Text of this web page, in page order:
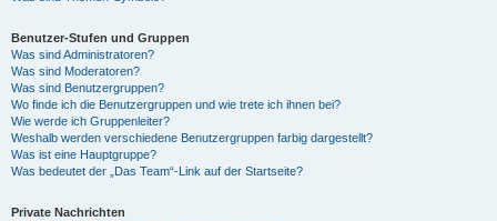
Benutzer-Stufen und Gruppen
Was sind Administratoren?
Was sind Moderatoren?
Was sind Benutzergruppen?
Wo finde ich die Benutzergruppen und wie trete ich ihnen bei?
Wie werde ich Gruppenleiter?
Weshalb werden verschiedene Benutzergruppen farbig dargestellt?
Was ist eine Hauptgruppe?
Was bedeutet der „Das Team“-Link auf der Startseite?
Private Nachrichten